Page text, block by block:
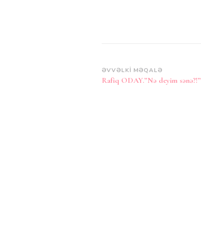
Post
Naviqasiya
ƏVVƏLKI MƏQALƏ
Rafiq ODAY.”Nə deyim sənə?!”